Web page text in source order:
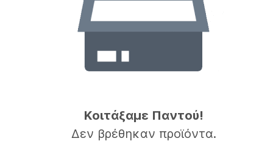
Κοιτάξαμε Παντού!
Δεν βρέθηκαν προϊόντα.